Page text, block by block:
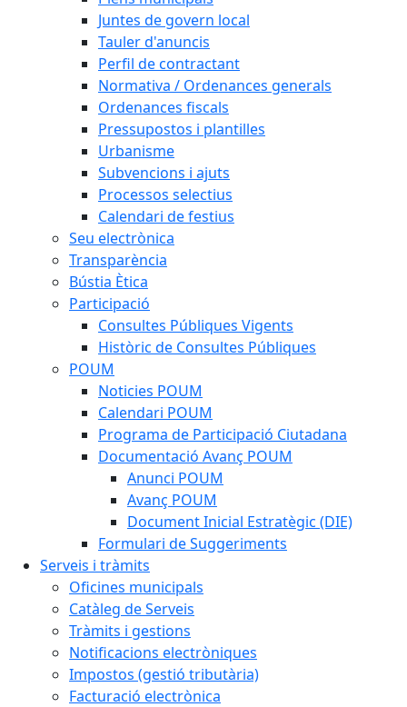
Juntes de govern local
Tauler d'anuncis
Perfil de contractant
Normativa / Ordenances generals
Ordenances fiscals
Pressupostos i plantilles
Urbanisme
Subvencions i ajuts
Processos selectius
Calendari de festius
Seu electrònica
Transparència
Bústia Ètica
Participació
Consultes Públiques Vigents
Històric de Consultes Públiques
POUM
Noticies POUM
Calendari POUM
Programa de Participació Ciutadana
Documentació Avanç POUM
Anunci POUM
Avanç POUM
Document Inicial Estratègic (DIE)
Formulari de Suggeriments
Serveis i tràmits
Oficines municipals
Catàleg de Serveis
Tràmits i gestions
Notificacions electròniques
Impostos (gestió tributària)
Facturació electrònica